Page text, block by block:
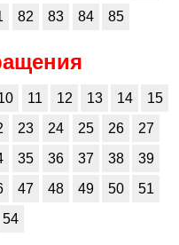
82 83 84 85
11 12 13 14
15
23 24 25 26
27
35 36 37 38
39
47 48 49 50
51
54